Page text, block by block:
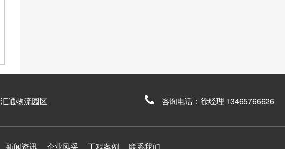
通物流园区 咨询电话：徐经理 13465766626
新闻资讯 企业风采 工程案例 联系我们